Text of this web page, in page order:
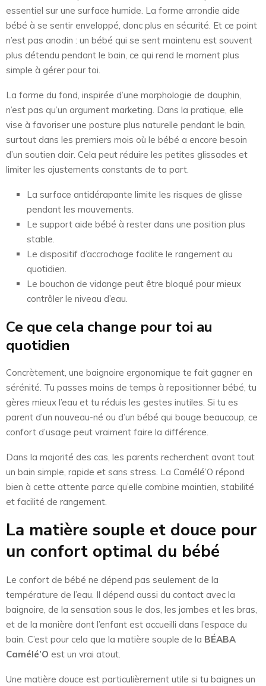
essentiel sur une surface humide. La forme arrondie aide
bébé à se sentir enveloppé, donc plus en sécurité. Et ce point
n’est pas anodin : un bébé qui se sent maintenu est souvent
plus détendu pendant le bain, ce qui rend le moment plus
simple à gérer pour toi.
La forme du fond, inspirée d’une morphologie de dauphin,
n’est pas qu’un argument marketing. Dans la pratique, elle
vise à favoriser une posture plus naturelle pendant le bain,
surtout dans les premiers mois où le bébé a encore besoin
d’un soutien clair. Cela peut réduire les petites glissades et
limiter les ajustements constants de ta part.
La surface antidérapante limite les risques de glisse
pendant les mouvements.
Le support aide bébé à rester dans une position plus
stable.
Le dispositif d’accrochage facilite le rangement au
quotidien.
Le bouchon de vidange peut être bloqué pour mieux
contrôler le niveau d’eau.
Ce que cela change pour toi au
quotidien
Concrètement, une baignoire ergonomique te fait gagner en
sérénité. Tu passes moins de temps à repositionner bébé, tu
gères mieux l’eau et tu réduis les gestes inutiles. Si tu es
parent d’un nouveau-né ou d’un bébé qui bouge beaucoup, ce
confort d’usage peut vraiment faire la différence.
Dans la majorité des cas, les parents recherchent avant tout
un bain simple, rapide et sans stress. La Camélé’O répond
bien à cette attente parce qu’elle combine maintien, stabilité
et facilité de rangement.
La matière souple et douce pour
un confort optimal du bébé
Le confort de bébé ne dépend pas seulement de la
température de l’eau. Il dépend aussi du contact avec la
baignoire, de la sensation sous le dos, les jambes et les bras,
et de la manière dont l’enfant est accueilli dans l’espace du
bain. C’est pour cela que la matière souple de la BÉABA
Camélé’O est un vrai atout.
Une matière douce est particulièrement utile si tu baignes un